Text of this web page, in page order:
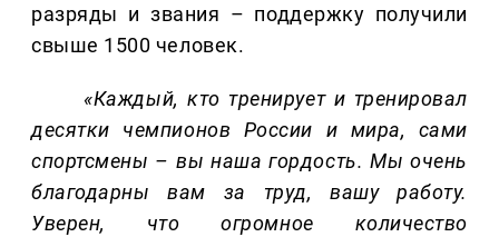
разряды и звания – поддержку получили
свыше 1500 человек.
«Каждый, кто тренирует и тренировал
десятки чемпионов России и мира, сами
спортсмены – вы наша гордость. Мы очень
благодарны вам за труд, вашу работу.
Уверен, что огромное количество